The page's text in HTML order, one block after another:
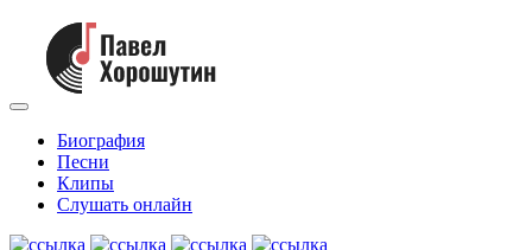
Биография
Песни
Клипы
Слушать онлайн